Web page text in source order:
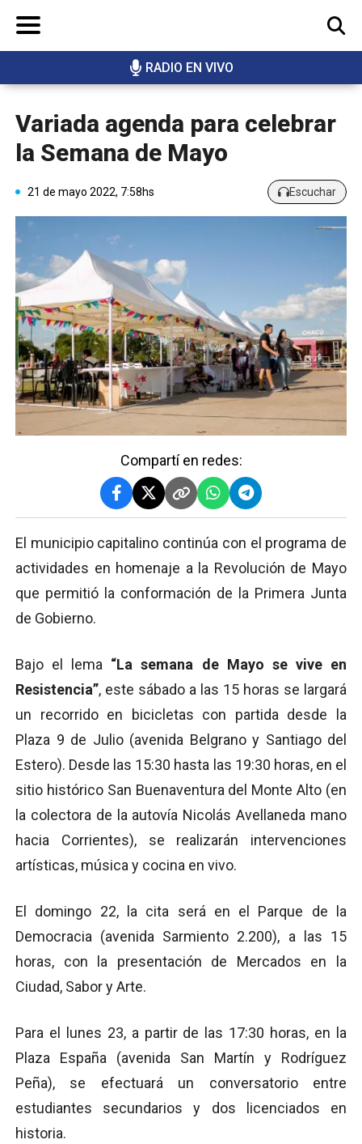
RADIO EN VIVO
BUSCAR
Variada agenda para celebrar
la Semana de Mayo
21 de mayo 2022, 7:58hs Escuchar
Compartí en redes:
El municipio capitalino continúa con el programa de
actividades en homenaje a la Revolución de Mayo
que permitió la conformación de la Primera Junta
de Gobierno.
Bajo el lema “La semana de Mayo se vive en
Resistencia”, este sábado a las 15 horas se largará
un recorrido en bicicletas con partida desde la
Plaza 9 de Julio (avenida Belgrano y Santiago del
Estero). Desde las 15:30 hasta las 19:30 horas, en el
sitio histórico San Buenaventura del Monte Alto (en
la colectora de la autovía Nicolás Avellaneda mano
hacia Corrientes), se realizarán intervenciones
artísticas, música y cocina en vivo.
El domingo 22, la cita será en el Parque de la
Democracia (avenida Sarmiento 2.200), a las 15
horas, con la presentación de Mercados en la
Ciudad, Sabor y Arte.
Para el lunes 23, a partir de las 17:30 horas, en la
Plaza España (avenida San Martín y Rodríguez
Peña), se efectuará un conversatorio entre
estudiantes secundarios y dos licenciados en
historia.